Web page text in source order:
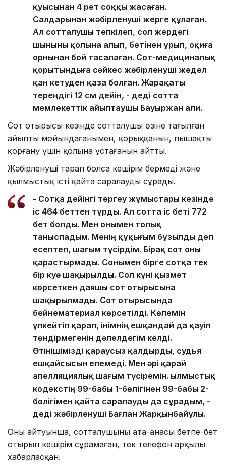
қуысынан 4 рет соққы жасаған.
Салдарынан жәбірленуші жерге құлаған.
Ал сотталушы тепкілеп, сол жердегі
шыныны қолына алып, бетінен ұрып, оқиға
орнынан бой тасалаған. Сот-медициналық
қорытындыға сәйкес жәбірленуші жедел
қан кетуден қаза болған. Жарақаты
тереңдігі 12 см дейін, - деді сотта
мемлекеттік айыптаушы Бауыржан Қали.
Сот отырысы кезінде сотталушы өзіне тағылған
айыпты мойындағанымен, қорыққанын, пышақты
қорғану үшін қолына ұстағанын айтты.
Жәбірленуші тарап болса кешірім бермеді және
қылмыстық істі қайта саралауды сұрады.
- Сотқа дейінгі тергеу жұмыстары кезінде
іс 464 беттен тұрды. Ал сотта іс беті 772
бет болды. Мен онымен толық
таныспадым. Менің құқығым бұзылды деп
есептеп, шағым түсірдім. Бірақ сот оны
қарастырмады. Сонымен бірге сотқа тек
бір куә шақырылды. Сол күні қызмет
көрсеткен даяшы сот отырысына
шақырылмады. Сот отырысында
бейнематериал көрсетілді. Көлемін
үлкейтіп қарап, інімнің ешқандай да қауіп
төндірмегенін дәлелдегім келді.
Өтінішімізді қараусыз қалдырды, судья
ешқайсысын елемеді. Мен әрі қарай
апелляциялық шағым түсіремін. Қылмыстық
кодекстің 99-бабы 1-бөлігінен 99-бабы 2-
бөлігімен қайта саралауды да сұрадым, -
деді жәбірленуші Бағлан Жарқынбайұлы.
Оның айтуынша, сотталушының ата-анасы бетпе-бет
отырып кешірім сұрамаған, тек телефон арқылы
хабарласқан.